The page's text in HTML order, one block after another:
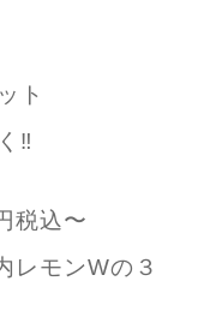
ト
‼️
税込〜
レモンWの３